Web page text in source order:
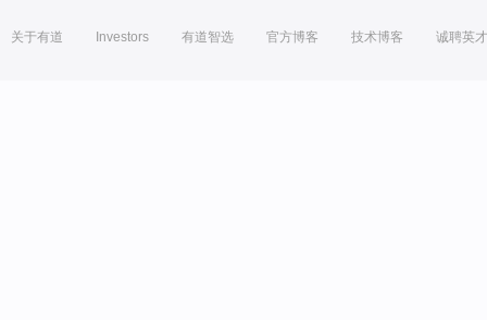
关于有道 Investors 有道智选 官方博客 技术博客 诚聘英才